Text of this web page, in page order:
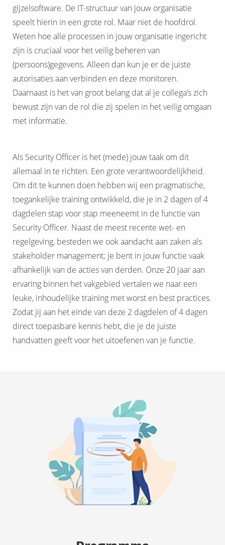
gijzelsoftware. De IT-structuur van jouw organisatie
speelt hierin in een grote rol. Maar niet de hoofdrol.
Weten hoe alle processen in jouw organisatie ingericht
zijn is cruciaal voor het veilig beheren van
(persoons)gegevens. Alleen dan kun je er de juiste
autorisaties aan verbinden en deze monitoren.
Daarnaast is het van groot belang dat al je collega’s zich
bewust zijn van de rol die zij spelen in het veilig omgaan
met informatie.
Als Security Officer is het (mede) jouw taak om dit
allemaal in te richten. Een grote verantwoordelijkheid.
Om dit te kunnen doen hebben wij een pragmatische,
toegankelijke training ontwikkeld, die je in 2 dagen of 4
dagdelen stap voor stap meeneemt in de functie van
Security Officer. Naast de meest recente wet- en
regelgeving, besteden we ook aandacht aan zaken als
stakeholder management; je bent in jouw functie vaak
afhankelijk van de acties van derden. Onze 20 jaar aan
ervaring binnen het vakgebied vertalen we naar een
leuke, inhoudelijke training met worst en best practices.
Zodat jij aan het einde van deze 2 dagdelen of 4 dagen
direct toepasbare kennis hebt, die je de juiste
handvatten geeft voor het uitoefenen van je functie.